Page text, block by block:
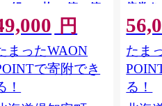
200組 400枚 15箱 (5箱
BOX 日本製 まと
買い ティッシュ リ
イクル 長持 防災 常
品 日用雑貨 消耗品
活必需品 備蓄 ペー
ー 紙 北海道 倶知安
円
まったWAON
で寄附でき
！
倍巻
36ロ
パック
買い
常備品
ット
日用品
たま
る！